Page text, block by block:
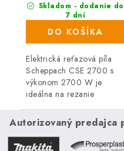
Skladom - dodanie do
7 dní
(25 ks)
DO KOŠÍKA
Elektrická reťazová píla
Scheppach CSE 2700 s
výkonom 2700 W je
ideálna na rezanie
prerezávanie stromov a
kríkov či úpravu trámov.
Vďaka kvalitnej lište a...
Autorizovaný predajca